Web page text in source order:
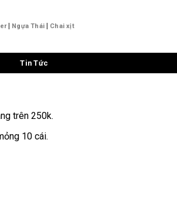
| Ngựa Thái | Chai xịt
Tin Tức
trên 250k.
10 cái.